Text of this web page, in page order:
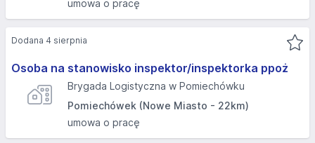
umowa o pracę
Osoba na stanowisko inspektor/inspektorka ppoż
Brygada Logistyczna w Pomiechówku
Pomiechówek (Nowe Miasto - 22km)
umowa o pracę
Dodana 4 sierpnia